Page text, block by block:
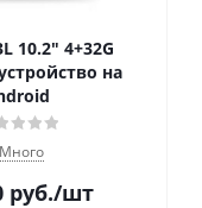
10.2" 4+32G
на
Много
руб./шт